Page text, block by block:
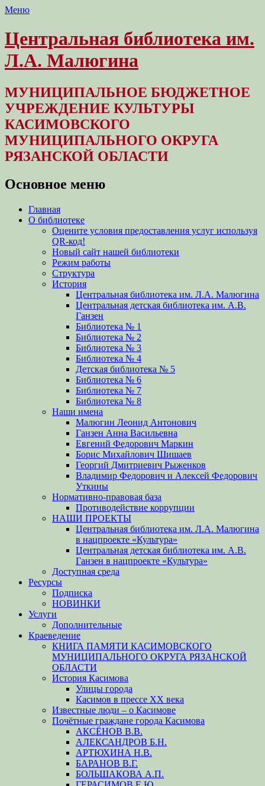
Меню
Центральная библиотека им.
Л.А. Малюгина
МУНИЦИПАЛЬНОЕ БЮДЖЕТНОЕ
УЧРЕЖДЕНИЕ КУЛЬТУРЫ
КАСИМОВСКОГО
МУНИЦИПАЛЬНОГО ОКРУГА
РЯЗАНСКОЙ ОБЛАСТИ
Основное меню
Перейти
содержимому
Главная
О библиотеке
Оцените условия предоставления услуг используя
QR-код!
Новый сайт нашей библиотеки
Режим работы
Структура
История
Центральная библиотека им. Л.А. Малюгина
Центральная детская библиотека им. А.В.
Ганзен
Библиотека № 1
Библиотека № 2
Библиотека № 3
Библиотека № 4
Детская библиотека № 5
Библиотека № 6
Библиотека № 7
Библиотека № 8
Наши имена
Малюгин Леонид Антонович
Ганзен Анна Васильевна
Евгений Федорович Маркин
Борис Михайлович Шишаев
Георгий Дмитриевич Рыженков
Владимир Федорович и Алексей Федорович
Уткины
Нормативно-правовая база
Противодействие коррупции
НАШИ ПРОЕКТЫ
Центральная библиотека им. Л.А. Малюгина
в нацпроекте «Культура»
Центральная детская библиотека им. А.В.
Ганзен в нацпроекте «Культура»
Доступная среда
Ресурсы
Подписка
НОВИНКИ
Услуги
Дополнительные
Краеведение
КНИГА ПАМЯТИ КАСИМОВСКОГО
МУНИЦИПАЛЬНОГО ОКРУГА РЯЗАНСКОЙ
ОБЛАСТИ
История Касимова
Улицы города
Касимов в прессе XX века
Известные люди – о Касимове
Почётные граждане города Касимова
АКСЁНОВ В.В.
АЛЕКСАНДРОВ Б.Н.
АРТЮХИНА Н.В.
БАРАНОВ В.Г.
БОЛЬШАКОВА А.П.